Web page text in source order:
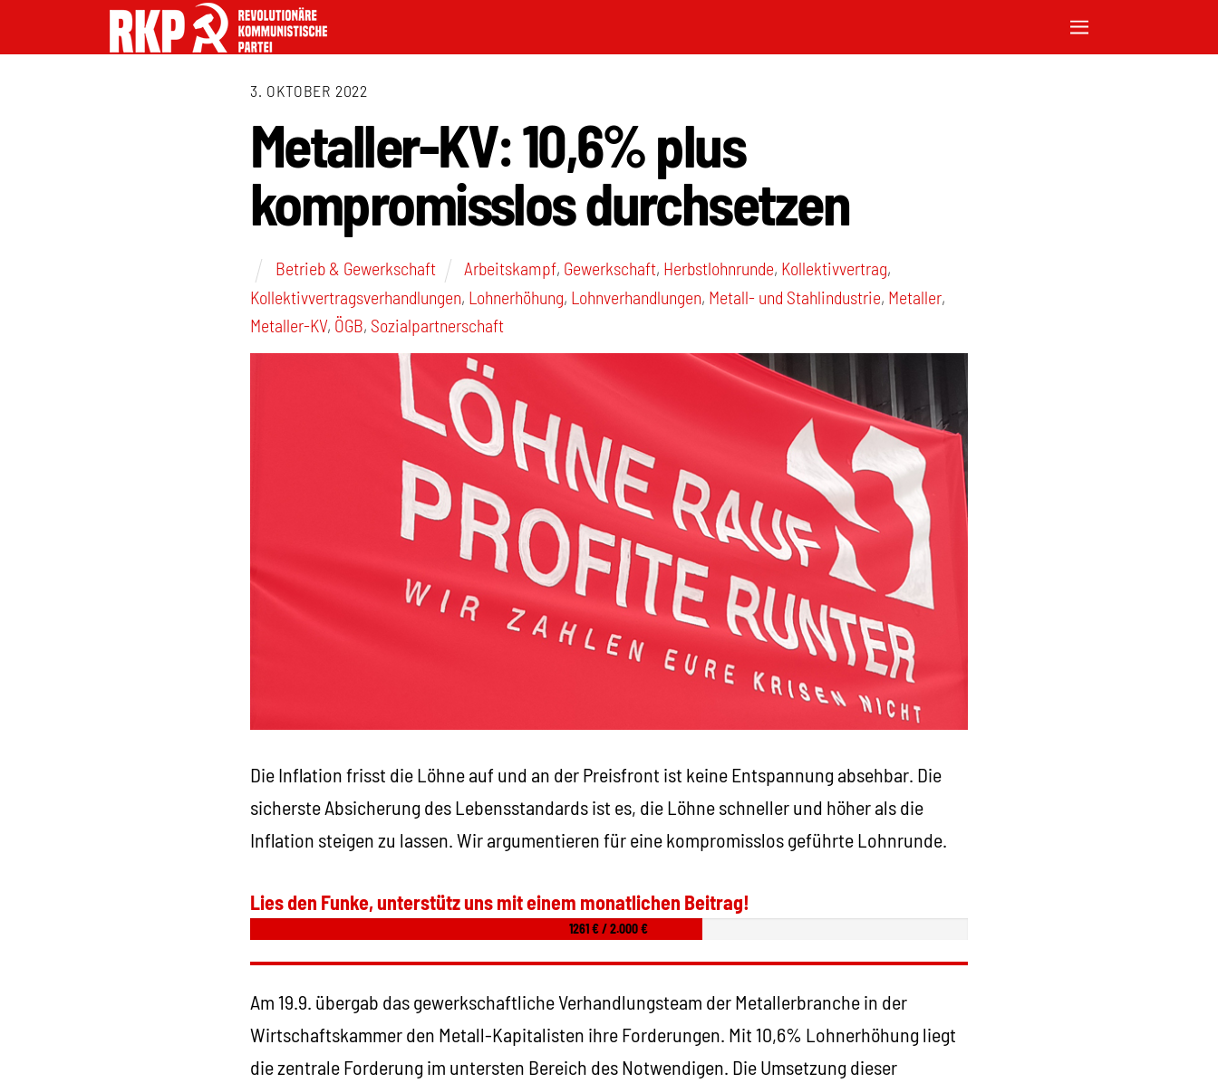
3. OKTOBER 2022
Metaller-KV: 10,6% plus
kompromisslos durchsetzen
Betrieb & Gewerkschaft Arbeitskampf, Gewerkschaft, Herbstlohnrunde, Kollektivvertrag,
Kollektivvertragsverhandlungen, Lohnerhöhung, Lohnverhandlungen, Metall- und Stahlindustrie, Metaller,
Metaller-KV, ÖGB, Sozialpartnerschaft
Die Inflation frisst die Löhne auf und an der Preisfront ist keine Entspannung absehbar. Die
sicherste Absicherung des Lebensstandards ist es, die Löhne schneller und höher als die
Inflation steigen zu lassen. Wir argumentieren für eine kompromisslos geführte Lohnrunde.
Lies den Funke, unterstütz uns mit einem monatlichen Beitrag!
1261 € / 2.000 €
Am 19.9. übergab das gewerkschaftliche Verhandlungsteam der Metallerbranche in der
Wirtschaftskammer den Metall-Kapitalisten ihre Forderungen. Mit 10,6% Lohnerhöhung liegt
die zentrale Forderung im untersten Bereich des Notwendigen. Die Umsetzung dieser